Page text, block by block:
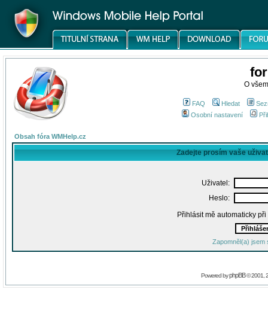
O
FAQ Hledat
Osobní nastavení
Obsah fóra WMHelp.cz
Zadejte prosím vaše
Uživatel:
Heslo:
Přihlásit mě automaticky
Zapomněl(a) jsem
Powered byphpBB© 2001,